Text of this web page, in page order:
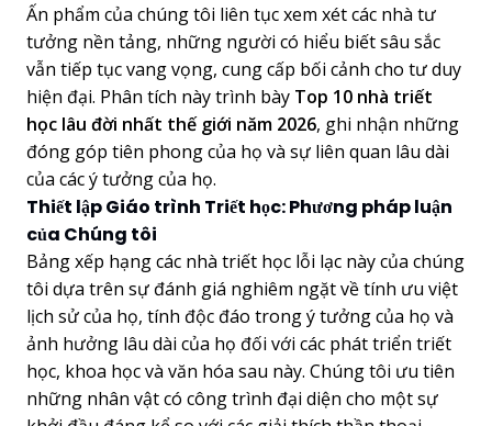
Ấn phẩm của chúng tôi liên tục xem xét các nhà tư
tưởng nền tảng, những người có hiểu biết sâu sắc
vẫn tiếp tục vang vọng, cung cấp bối cảnh cho tư duy
hiện đại. Phân tích này trình bày Top 10 nhà triết
học lâu đời nhất thế giới năm 2026, ghi nhận những
đóng góp tiên phong của họ và sự liên quan lâu dài
của các ý tưởng của họ.
Thiết lập Giáo trình Triết học: Phương pháp luận
của Chúng tôi
Bảng xếp hạng các nhà triết học lỗi lạc này của chúng
tôi dựa trên sự đánh giá nghiêm ngặt về tính ưu việt
lịch sử của họ, tính độc đáo trong ý tưởng của họ và
ảnh hưởng lâu dài của họ đối với các phát triển triết
học, khoa học và văn hóa sau này. Chúng tôi ưu tiên
những nhân vật có công trình đại diện cho một sự